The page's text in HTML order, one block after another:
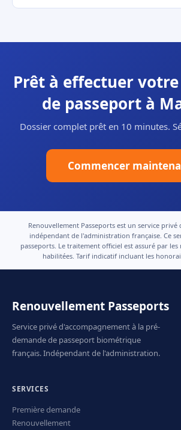
Prêt à effectuer
de passeport à
Dossier complet prêt en 10 minutes.
Commencer
Renouvellement Passeports est un service privé
indépendant de l'administration française. Ce
passeports. Le traitement officiel est assuré par
habilitées. Tarif indicatif incluant les
Renouvellement Passeports
Service privé d'accompagnement à la pré-
demande de passeport biométrique
français. Indépendant de l'administration.
SERVICES
Première demande
Renouvellement